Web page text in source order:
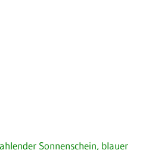
Sonnenschein, blauer